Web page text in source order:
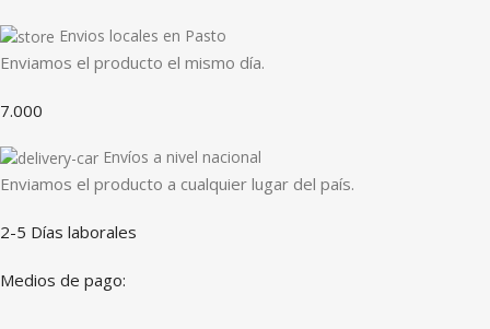
Envios locales en Pasto
Enviamos el producto el mismo día.
7.000
Envíos a nivel nacional
Enviamos el producto a cualquier lugar del país.
2-5 Días laborales
Medios de pago: